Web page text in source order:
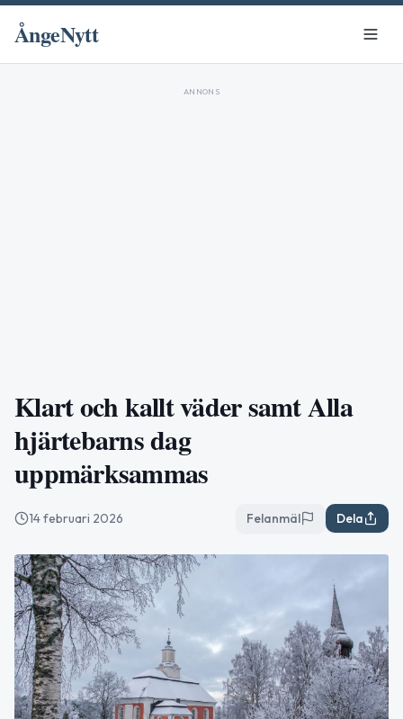
ÅngeNytt
ANNONS
Klart och kallt väder samt Alla
hjärtebarns dag
uppmärksammas
14 februari 2026 Felanmäl Dela